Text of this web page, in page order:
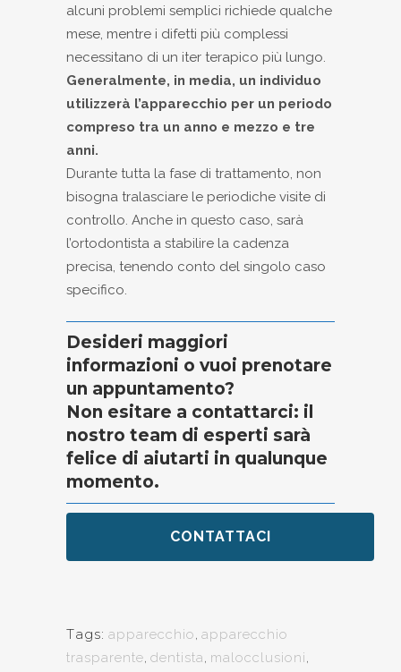
alcuni problemi semplici richiede qualche
mese, mentre i difetti più complessi
necessitano di un iter terapico più lungo.
Generalmente, in media, un individuo
utilizzerà l’apparecchio per un periodo
compreso tra un anno e mezzo e tre
anni.
Durante tutta la fase di trattamento, non
bisogna tralasciare le periodiche visite di
controllo. Anche in questo caso, sarà
l’ortodontista a stabilire la cadenza
precisa, tenendo conto del singolo caso
specifico.
Desideri maggiori
informazioni o vuoi prenotare
un appuntamento?
Non esitare a contattarci: il
nostro team di esperti sarà
felice di aiutarti in qualunque
momento.
CONTATTACI
Tags: apparecchio, apparecchio
trasparente, dentista, malocclusioni,